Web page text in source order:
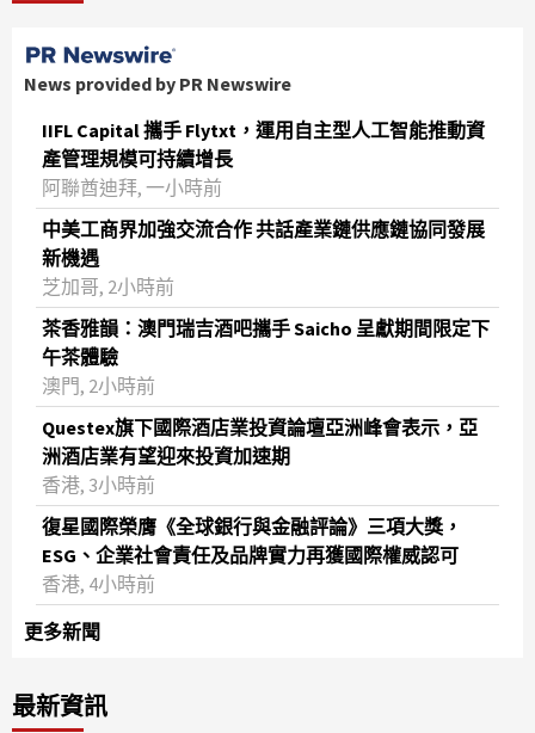
News provided by PR Newswire
IIFL Capital 攜手 Flytxt，運用自主型人工智能推動資
產管理規模可持續增長
阿聯酋迪拜, 一小時前
中美工商界加強交流合作 共話產業鏈供應鏈協同發展
新機遇
芝加哥, 2小時前
茶香雅韻：澳門瑞吉酒吧攜手 Saicho 呈獻期間限定下
午茶體驗
澳門, 2小時前
Questex旗下國際酒店業投資論壇亞洲峰會表示，亞
洲酒店業有望迎來投資加速期
香港, 3小時前
復星國際榮膺《全球銀行與金融評論》三項大獎，
ESG、企業社會責任及品牌實力再獲國際權威認可
香港, 4小時前
更多新聞
最新資訊